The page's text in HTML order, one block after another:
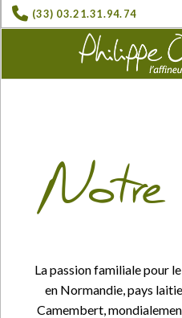
(33) 03.21.31.94.74
Notre
La passion familiale pour
en Normandie, pays
Camembert,